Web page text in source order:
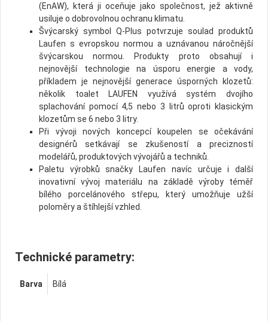
(EnAW), která ji oceňuje jako společnost, jež aktivně
usiluje o dobrovolnou ochranu klimatu.
Švýcarský symbol Q-Plus potvrzuje soulad produktů
Laufen s evropskou normou a uznávanou náročnější
švýcarskou normou. Produkty proto obsahují i
nejnovější technologie na úsporu energie a vody,
příkladem je nejnovější generace úsporných klozetů:
několik toalet LAUFEN využívá systém dvojího
splachování pomocí 4,5 nebo 3 litrů oproti klasickým
klozetům se 6 nebo 3 litry.
Při vývoji nových koncepcí koupelen se očekávání
designérů setkávají se zkušeností a precizností
modelářů, produktových vývojářů a techniků.
Paletu výrobků snačky Laufen navíc určuje i další
inovativní vývoj materiálu na základě výroby téměř
bílého porcelánového střepu, který umožňuje užší
poloměry a štíhlejší vzhled.
Technické parametry:
Barva Bílá